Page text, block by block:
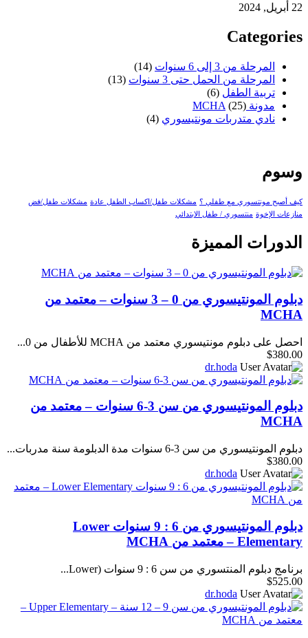
22 أبريل, 2024
Categories
المرحلة من 3 إلى 6 سنوات
(14)
المرحلة من الحمل حتى 3 سنوات
(13)
تربية الطفل (6)
مدونة MCHA (25)
نادي متدربات مونتيسوري (4)
وسوم
كيف أصبح مونتسوري مع طفلي ؟ مشكلات طفل/اكساب الطفل عادة مشكلات طفل/فض
منازعات الإخوة منتسوري / طفل الابتدائي
الدورات المميزة
دبلوم المونتيسوري من 0 – 3 سنوات – معتمد من
MCHA
احصل على دبلوم مونتيسوري معتمد من MCHA للأطفال من 0...
$380.00
dr.hoda
دبلوم المونتيسوري من سن 3-6 سنوات – معتمد من
MCHA
دبلوم المونتيسوري من سن 3-6 سنوات مدة الدبلومة سنة مدربات...
$380.00
dr.hoda
دبلوم المونتيسوري من 6 : 9 سنوات Lower
Elementary – معتمد من MCHA
برنامج دبلوم المنتسوري من سن 6 : 9 سنوات (Lower...
$525.00
dr.hoda